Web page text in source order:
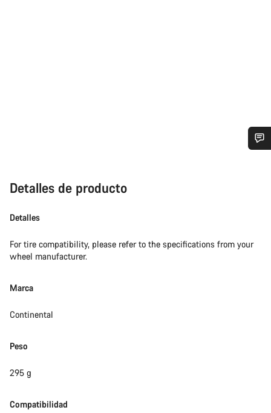
Detalles de producto
Detalles
For tire compatibility, please refer to the specifications from your
wheel manufacturer.
Marca
Continental
Peso
295 g
Compatibilidad
Nuestros expertos estarán encantados de responder a tus
Abrir chat